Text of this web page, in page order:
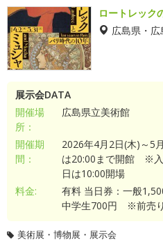
ロートレック
広島県・
展示会DATA
開催場
所：
広島県立美術館
開催期
間：
2026年4月2日(木)～5
は20:00まで開館 ※入
日は10:00開場
料金:
有料 当日券：一般
中学生700円 ※前売
美術展・博物展・展示会